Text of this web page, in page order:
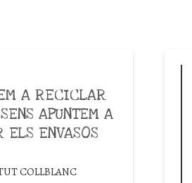
A RECICLAR
APUNTEM A
ENVASOS
COLLBLANC